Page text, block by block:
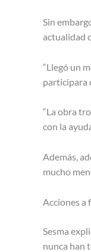
Sin
actualidad
“Llegó un
participara
“La obra
con la
Además,
mucho
Acciones a
Sesma
nunca han